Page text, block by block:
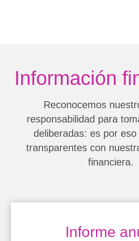
Información
Reconocemos
responsabilidad para
deliberadas: es por
transparentes con
financiera.
Informe